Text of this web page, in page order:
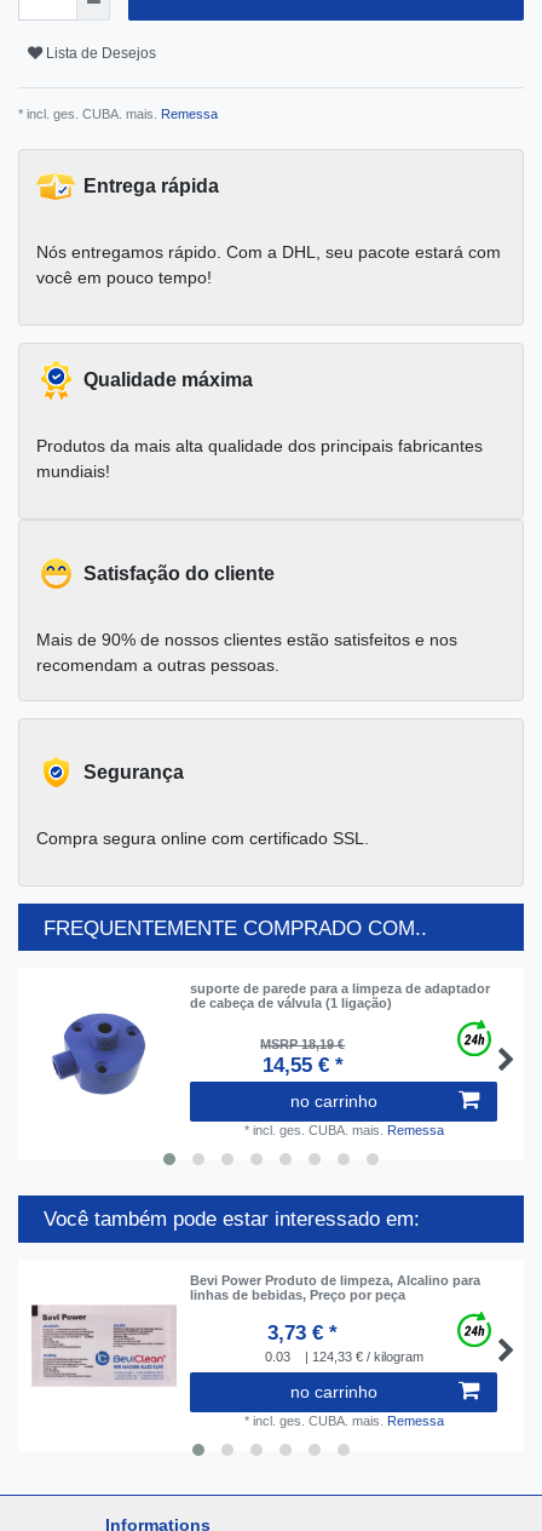
Lista de Desejos
* incl. ges. CUBA. mais. Remessa
Entrega rápida
Nós entregamos rápido. Com a DHL, seu pacote estará com
você em pouco tempo!
Qualidade máxima
Produtos da mais alta qualidade dos principais fabricantes
mundiais!
Satisfação do cliente
Mais de 90% de nossos clientes estão satisfeitos e nos
recomendam a outras pessoas.
Segurança
Compra segura online com certificado SSL.
FREQUENTEMENTE COMPRADO COM..
suporte de parede para a limpeza de adaptador
de cabeça de válvula (1 ligação)
MSRP 18,19 €
14,55 € *
no carrinho
* incl. ges. CUBA. mais. Remessa
Você também pode estar interessado em:
Bevi Power Produto de limpeza, Alcalino para
linhas de bebidas, Preço por peça
3,73 € *
0.03 | 124,33 € / kilogram
no carrinho
* incl. ges. CUBA. mais. Remessa
Informations